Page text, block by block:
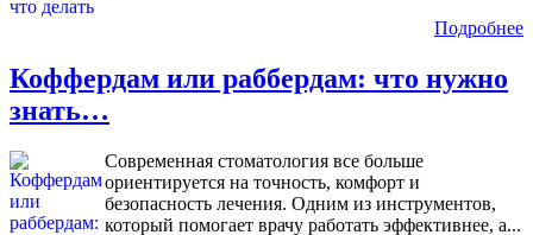
Подробнее
Коффердам или раббердам: что нужно
знать…
Современная стоматология все больше
ориентируется на точность, комфорт и
безопасность лечения. Одним из инструментов,
который помогает врачу работать эффективнее, а...